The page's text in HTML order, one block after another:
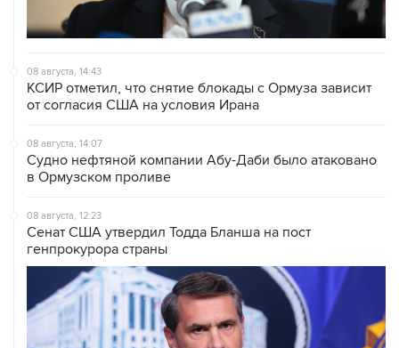
08 августа, 14:43
КСИР отметил, что снятие блокады с Ормуза зависит
от согласия США на условия Ирана
08 августа, 14:07
Судно нефтяной компании Абу-Даби было атаковано
в Ормузском проливе
08 августа, 12:23
Сенат США утвердил Тодда Бланша на пост
генпрокурора страны